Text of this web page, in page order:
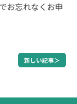
お忘れなくお申
新しい記事＞